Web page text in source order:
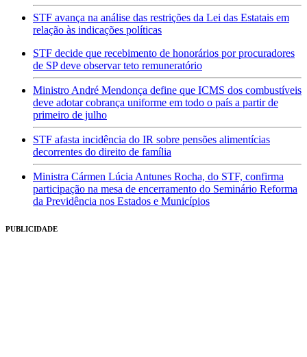
STF avança na análise das restrições da Lei das Estatais em
relação às indicações políticas
STF decide que recebimento de honorários por procuradores
de SP deve observar teto remuneratório
Ministro André Mendonça define que ICMS dos combustíveis
deve adotar cobrança uniforme em todo o país a partir de
primeiro de julho
STF afasta incidência do IR sobre pensões alimentícias
decorrentes do direito de família
Ministra Cármen Lúcia Antunes Rocha, do STF, confirma
participação na mesa de encerramento do Seminário Reforma
da Previdência nos Estados e Municípios
PUBLICIDADE